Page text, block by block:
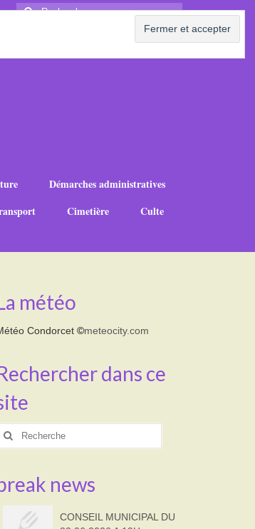
Rechercher
Démarches administratives
Cimetière
Culte
météo
Condorcet©meteocity.com
dans ce
Rechercher
news
CONSEIL MUNICIPAL DU